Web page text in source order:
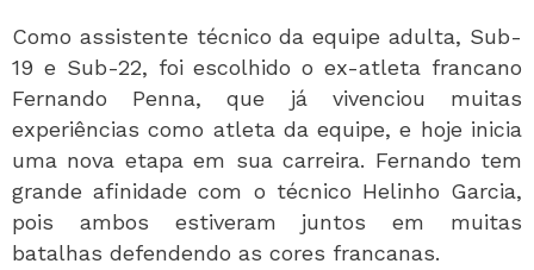
Como assistente técnico da equipe adulta, Sub-
19 e Sub-22, foi escolhido o ex-atleta francano
Fernando Penna, que já vivenciou muitas
experiências como atleta da equipe, e hoje inicia
uma nova etapa em sua carreira. Fernando tem
grande afinidade com o técnico Helinho Garcia,
pois ambos estiveram juntos em muitas
batalhas defendendo as cores francanas.